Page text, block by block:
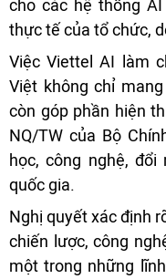
cho các hệ thống
thực tế của tổ chức,
Việc Viettel AI làm
Việt không chỉ
còn góp phần hiện
NQ/TW của Bộ
học, công nghệ,
quốc gia.
Nghị quyết xác định
chiến lược, công
một trong những